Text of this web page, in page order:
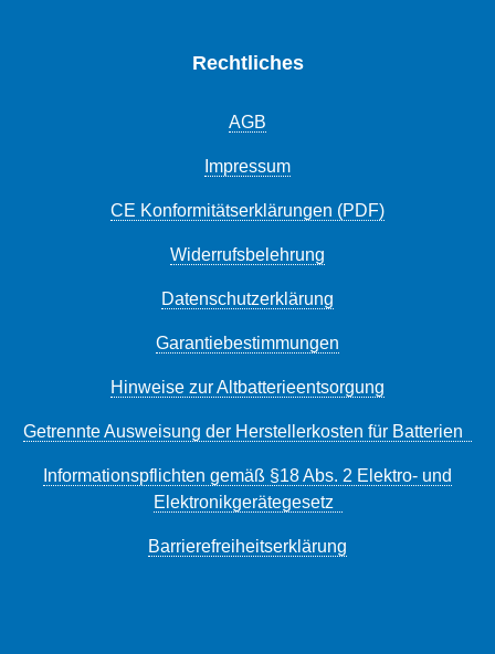
Rechtliches
AGB
Impressum
CE Konformitätserklärungen (PDF)
Widerrufsbelehrung
Datenschutzerklärung
Garantiebestimmungen
Hinweise zur Altbatterieentsorgung
Getrennte Ausweisung der Herstellerkosten für Batterien
Informationspflichten gemäß §18 Abs. 2 Elektro- und
Elektronikgerätegesetz
Barrierefreiheitserklärung